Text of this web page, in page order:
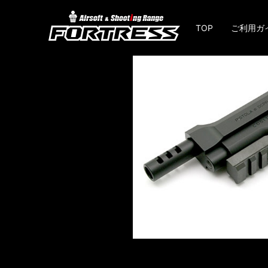
TOP ご利用ガ